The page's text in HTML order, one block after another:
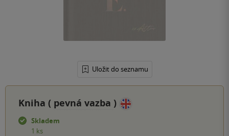
Uložit do seznamu
Kniha ( pevná vazba )
Skladem
1 ks